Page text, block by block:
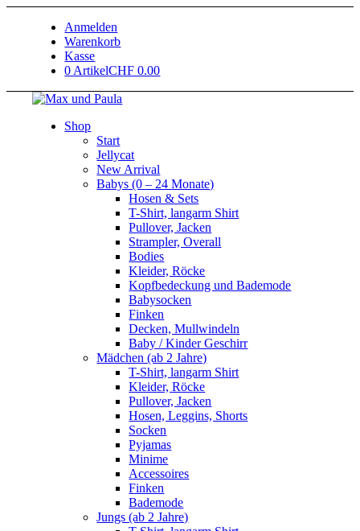
Anmelden
Warenkorb
Kasse
0 ArtikelCHF 0.00
Shop
Start
Jellycat
New Arrival
Babys (0 – 24 Monate)
Hosen & Sets
T-Shirt, langarm Shirt
Pullover, Jacken
Strampler, Overall
Bodies
Kleider, Röcke
Kopfbedeckung und Bademode
Babysocken
Finken
Decken, Mullwindeln
Baby / Kinder Geschirr
Mädchen (ab 2 Jahre)
T-Shirt, langarm Shirt
Kleider, Röcke
Pullover, Jacken
Hosen, Leggins, Shorts
Socken
Pyjamas
Minime
Accessoires
Finken
Bademode
Jungs (ab 2 Jahre)